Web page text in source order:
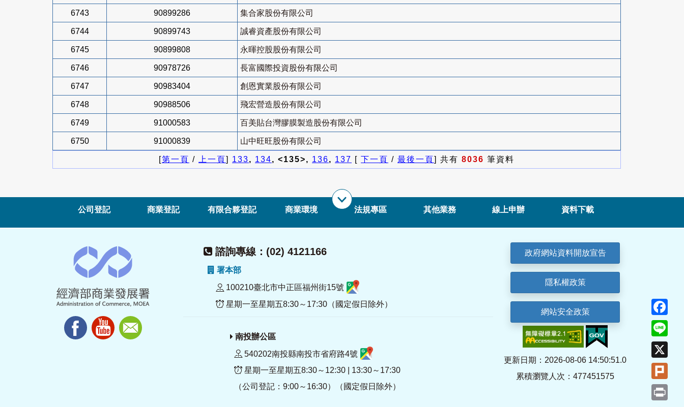
6743 90899286 集合家股份有限公司
6744 90899743 誠睿資產股份有限公司
6745 90899808 永暉控股股份有限公司
6746 90978726 長富國際投資股份有限公司
6747 90983404 創恩實業股份有限公司
6748 90988506 飛宏營造股份有限公司
6749 91000583 百美貼台灣膠膜製造股份有限公司
6750 91000839 山中旺旺股份有限公司
[第一頁 / 上一頁] 133, 134, <135>, 136, 137 [ 下一頁 / 最後一頁] 共有 8036 筆資料
公司登記 商業登記 有限合夥登記 商業環境 法規專區 其他業務 線上申辦 資料下載
諮詢專線：(02) 4121166
署本部
100210臺北市中正區福州街15號
星期一至星期五8:30～17:30（國定假日除外）
南投辦公區
540202南投縣南投市省府路4號
星期一至星期五8:30～12:30 | 13:30～17:30
（公司登記：9:00～16:30）（國定假日除外）
政府網站資料開放宣告
隱私權政策
網站安全政策
更新日期：2026-08-06 14:50:51.0
累積瀏覽人次：477451575